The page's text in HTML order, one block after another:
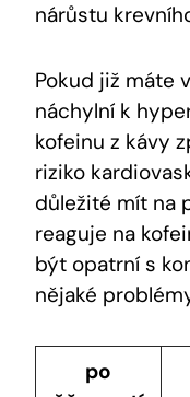
nárůstu
Pokud ‍již ‍máte
náchylní k
⁢kofeinu z kávy
riziko
důležité‌ mít ⁣na
reaguje na
být ‌opatrní s
nějaké
po